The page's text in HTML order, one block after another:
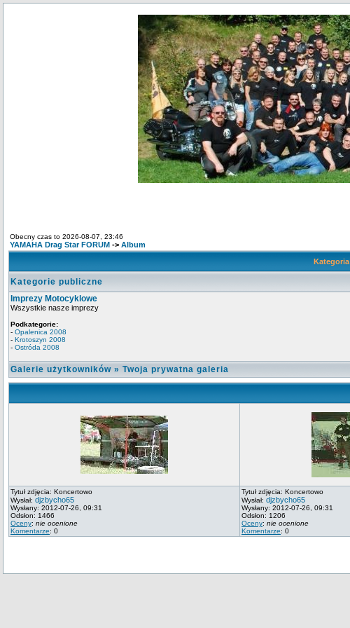
Obecny czas to 2026-08-07, 23:46
YAMAHA Drag Star FORUM -> Album
Kategoria
Kategorie publiczne
Imprezy Motocyklowe
Wszystkie nasze imprezy
Podkategorie:
- Opalenica 2008
- Krotoszyn 2008
- Ostróda 2008
Galerie użytkowników » Twoja prywatna galeria
Tytuł zdjęcia: Koncertowo
Wysłał: djzbycho65
Wysłany: 2012-07-26, 09:31
Odsłon: 1466
Oceny: nie ocenione
Komentarze: 0
Tytuł zdjęcia: Koncertowo
Wysłał: djzbycho65
Wysłany: 2012-07-26, 09:31
Odsłon: 1206
Oceny: nie ocenione
Komentarze: 0